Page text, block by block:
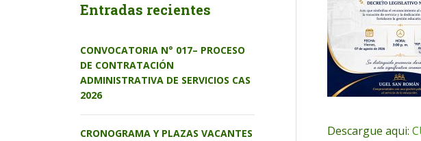
Descargue aqui:
Entradas recientes
CONVOCATORIA N° 017– PROCESO
DE CONTRATACIÓN
ADMINISTRATIVA DE SERVICIOS CAS
2026
CRONOGRAMA Y PLAZAS VACANTES